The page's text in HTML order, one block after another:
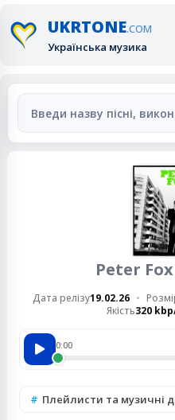
UKRTONE.COM
Українська музика
Peter Fox
Дата релізу19.02.26
Якість320
0:00
Плейлисти та музичні